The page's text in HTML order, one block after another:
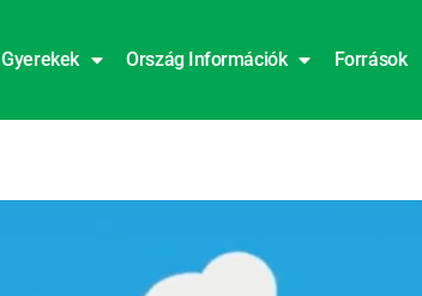
Gyerekek Ország Információk Források